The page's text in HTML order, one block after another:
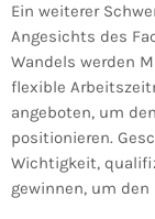
Ein weiterer
Angesichts des
Wandels werden
flexible
angeboten, um
positionieren.
Wichtigkeit,
gewinnen, um